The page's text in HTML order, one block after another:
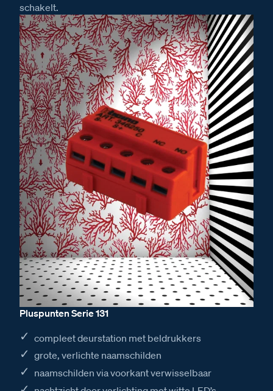
schakelt.
Pluspunten Serie 131
compleet deurstation met beldrukkers
grote, verlichte naamschilden
naamschilden via voorkant verwisselbaar